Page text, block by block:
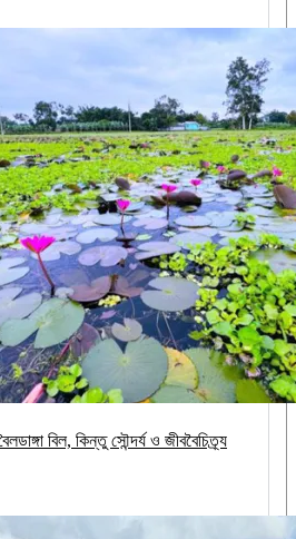
বিল, কিন্তু সৌন্দর্য ও জীববৈচিত্র্য